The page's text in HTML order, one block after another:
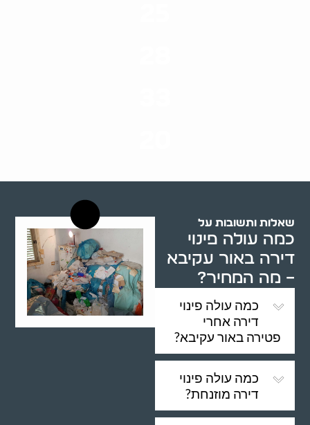
שאלות ותשובות על
כמה עולה פינוי
דירה באור עקיבא
– מה המחיר?
כמה עולה פינוי
דירה אחרי
פטירה באור עקיבא?
כמה עולה פינוי
דירה מוזנחת?